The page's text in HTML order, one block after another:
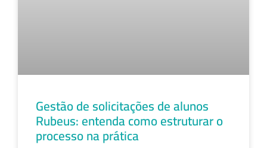
Gestão de solicitações de alunos
Rubeus: entenda como estruturar o
processo na prática